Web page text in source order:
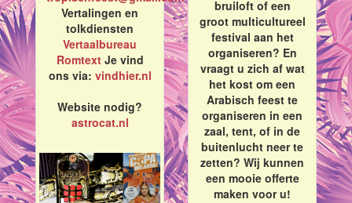
Vertalingen en
tolkdiensten
Vertaalbureau
RomtextJe vind
ons via: vindhier.nl
Website nodig?
astrocat.nl
bruiloft of een
groot multicultureel
festival aan het
organiseren? En
vraagt u zich af wat
het kost om een
Arabisch feest te
organiseren in een
zaal, tent, of in de
buitenlucht neer te
zetten? Wij kunnen
een mooie offerte
maken voor u!